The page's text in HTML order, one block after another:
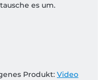
es um.
Produkt: Video